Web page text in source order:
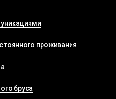
проживания
бруса